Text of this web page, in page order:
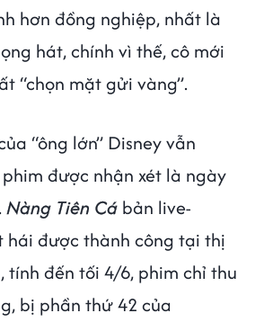
hơn đồng nghiệp, nhất là
hát, chính vì thế, cô mới
“chọn mặt gửi vàng”.
“ông lớn” Disney vẫn
được nhận xét là ngày
Nàng Tiên Cá bản live-
hái được thành công tại thị
tính đến tối 4/6, phim chỉ thu
bị phần thứ 42 của